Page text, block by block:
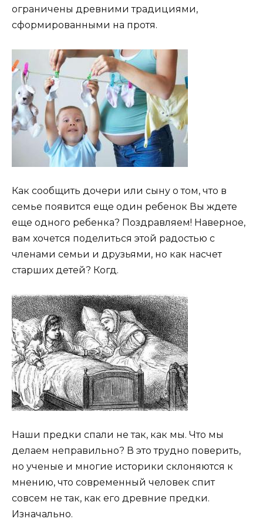
ограничены древними традициями,
сформированными на протя.
Как сообщить дочери или сыну о том, что в
семье появится еще один ребенок Вы ждете
еще одного ребенка? Поздравляем! Наверное,
вам хочется поделиться этой радостью с
членами семьи и друзьями, но как насчет
старших детей? Когд.
Наши предки спали не так, как мы. Что мы
делаем неправильно? В это трудно поверить,
но ученые и многие историки склоняются к
мнению, что современный человек спит
совсем не так, как его древние предки.
Изначально.